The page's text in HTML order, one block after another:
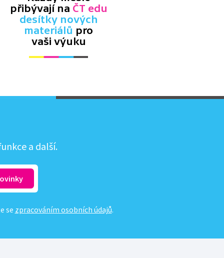
přibývají na ČT edu
desítky nových
materiálů pro
vaši výuku
a další.
se zpracováním osobních údajů.